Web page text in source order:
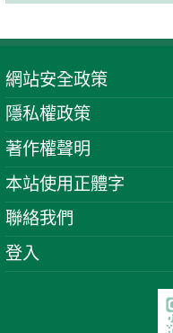
網站安全政策
隱私權政策
著作權聲明
本站使用正體字
聯絡我們
登入